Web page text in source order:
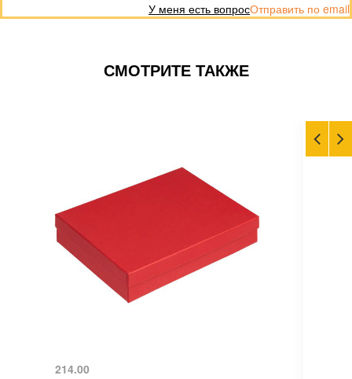
Отправить по email
У меня есть вопрос
СМОТРИТЕ ТАКЖЕ
214.00